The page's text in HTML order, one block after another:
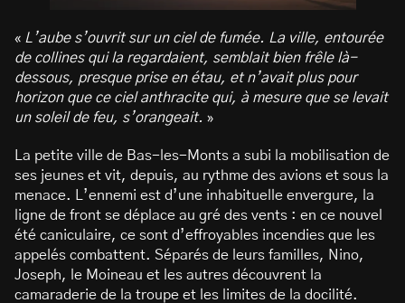
« L’aube s’ouvrit sur un ciel de fumée. La ville, entourée
de collines qui la regardaient, semblait bien frêle là-
dessous, presque prise en étau, et n’avait plus pour
horizon que ce ciel anthracite qui, à mesure que se levait
un soleil de feu, s’orangeait. »
La petite ville de Bas-les-Monts a subi la mobilisation de
ses jeunes et vit, depuis, au rythme des avions et sous la
menace. L’ennemi est d’une inhabituelle envergure, la
ligne de front se déplace au gré des vents : en ce nouvel
été caniculaire, ce sont d’effroyables incendies que les
appelés combattent. Séparés de leurs familles, Nino,
Joseph, le Moineau et les autres découvrent la
camaraderie de la troupe et les limites de la docilité.